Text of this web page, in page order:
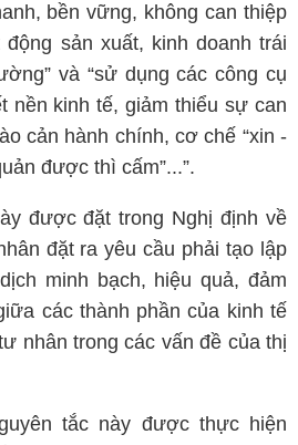
bền vững, không can thiệp
sản xuất, kinh doanh trái
và “sử dụng các công cụ
nền kinh tế, giảm thiểu sự can
cản hành chính, cơ chế “xin -
được thì cấm”...”.
được đặt trong Nghị định về
đặt ra yêu cầu phải tạo lập
minh bạch, hiệu quả, đảm
các thành phần của kinh tế
nhân trong các vấn đề của thị
tắc này được thực hiện